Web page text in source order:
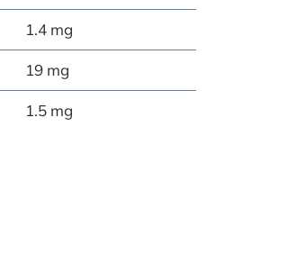
1.4 mg
19 mg
1.5 mg